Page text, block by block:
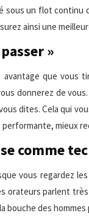
sous un flot continu
ainsi une
»
avantage que vous
donnerez de
dites. Cela qui
mieux
comme
vous regardez
orateurs parlent
bouche des